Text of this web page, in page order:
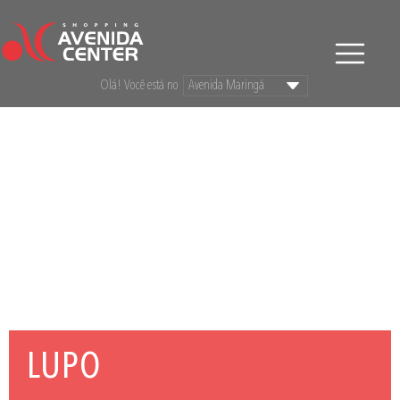
Olá! Você está no
LUPO